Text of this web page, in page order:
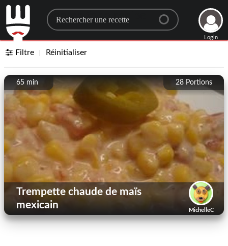
Search for a recipe
Login
Filtre Réinitialiser
28 Portions
65 min
MichelleC
Trempette chaude de maïs
mexicain